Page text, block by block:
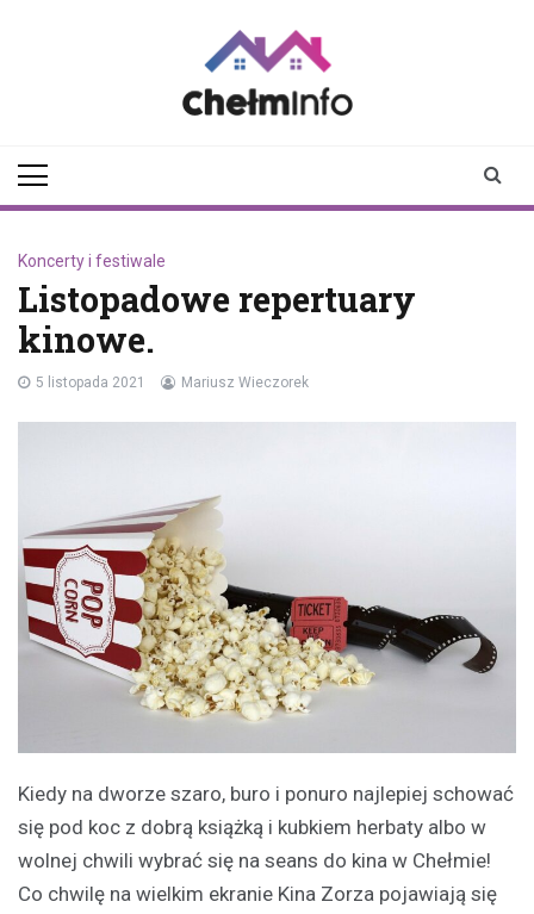
Koncerty i festiwale
Listopadowe repertuary
kinowe.
5 listopada 2021 Mariusz Wieczorek
Kiedy na dworze szaro, buro i ponuro najlepiej schować
się pod koc z dobrą książką i kubkiem herbaty albo w
wolnej chwili wybrać się na seans do kina w Chełmie!
Co chwilę na wielkim ekranie Kina Zorza pojawiają się